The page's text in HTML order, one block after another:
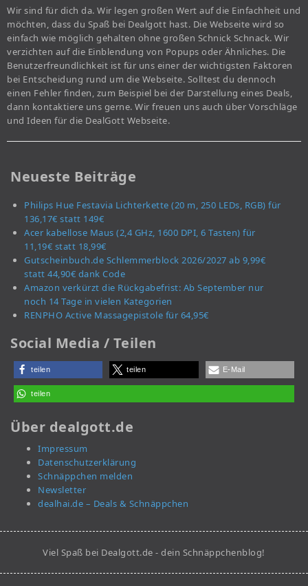
Wir sind für dich da. Wir legen großen Wert auf die Einfachheit und
möchten, dass du Spaß bei Dealgott hast. Die Webseite wird so
einfach wie möglich gehalten ohne großen Schnick Schnack. Wir
verzichten auf die Einblendung von Popups oder Ähnliches. Die
Benutzerfreundlichkeit ist für uns einer der wichtigsten Faktoren
bei Entscheidung rund um die Webseite. Solltest du dennoch
einen Fehler finden, zum Beispiel bei der Darstellung eines Deals,
dann kontaktiere uns gerne. Wir freuen uns auch über Vorschläge
und Ideen für die DealGott Webseite.
Neueste Beiträge
Philips Hue Festavia Lichterkette (20 m, 250 LEDs, RGB) für
136,17€ statt 149€
Acer kabellose Maus (2,4 GHz, 1600 DPI, 6 Tasten) für
11,19€ statt 18,99€
Gutscheinbuch.de Schlemmerblock 2026/2027 ab 9,99€
statt 44,90€ dank Code
Amazon verkürzt die Rückgabefrist: Ab September nur
noch 14 Tage in vielen Kategorien
RENPHO Active Massagepistole für 64,95€
Social Media / Teilen
teilen teilen E-Mail
teilen
Über dealgott.de
Impressum
Datenschutzerklärung
Schnäppchen melden
Newsletter
dealhai.de – Deals & Schnäppchen
Viel Spaß bei Dealgott.de - dein Schnäppchenblog!